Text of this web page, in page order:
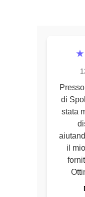
di
stata
il